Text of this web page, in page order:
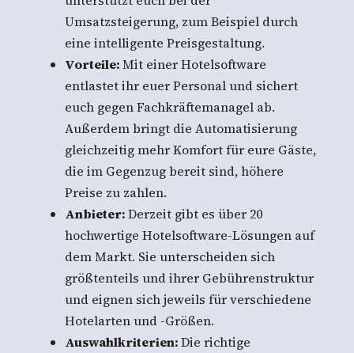
Umsatzsteigerung, zum Beispiel durch
eine intelligente Preisgestaltung.
Vorteile:Mit einer Hotelsoftware
entlastet ihr euer Personal und sichert
euch gegen Fachkräftemanagel ab.
Außerdem bringt die Automatisierung
gleichzeitig mehr Komfort für eure Gäste,
die im Gegenzug bereit sind, höhere
Preise zu zahlen.
Anbieter:Derzeit gibt es über 20
hochwertige Hotelsoftware-Lösungen auf
dem Markt. Sie unterscheiden sich
größtenteils und ihrer Gebührenstruktur
und eignen sich jeweils für verschiedene
Hotelarten und -Größen.
Auswahlkriterien:Die richtige